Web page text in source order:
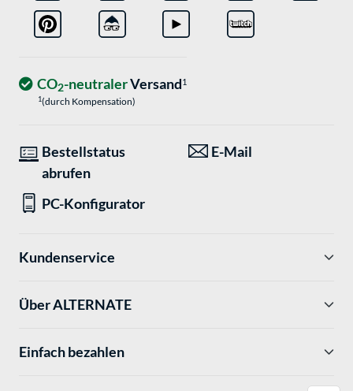
CO2-neutralerVersand1
1(durch Kompensation)
Bestellstatus
abrufen
E-Mail
PC-Konfigurator
Kundenservice
Über ALTERNATE
Einfach bezahlen